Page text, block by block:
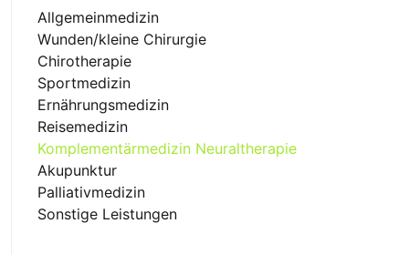
Allgemeinmedizin
Wunden/kleine Chirurgie
Chirotherapie
Sportmedizin
Ernährungsmedizin
Reisemedizin
Komplementärmedizin Neuraltherapie
Akupunktur
Palliativmedizin
Sonstige Leistungen